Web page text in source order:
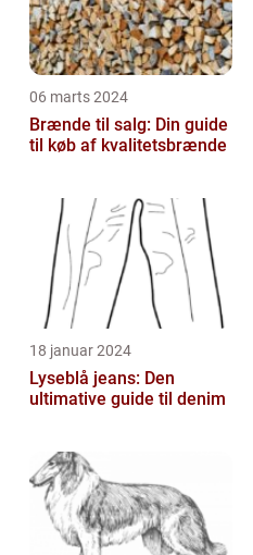
06 marts 2024
Brænde til salg: Din guide
til køb af kvalitetsbrænde
18 januar 2024
Lyseblå jeans: Den
ultimative guide til denim